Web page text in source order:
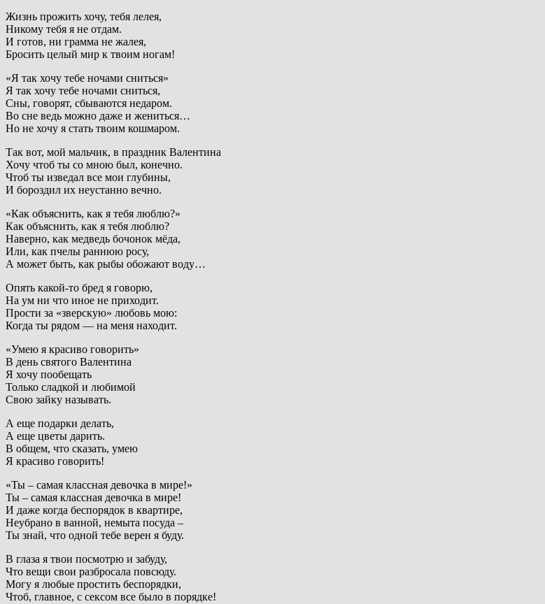
Жизнь прожить хочу, тебя лелея,
Никому тебя я не отдам.
И готов, ни грамма не жалея,
Бросить целый мир к твоим ногам!
«Я так хочу тебе ночами сниться»
Я так хочу тебе ночами сниться,
Сны, говорят, сбываются недаром.
Во сне ведь можно даже и жениться…
Но не хочу я стать твоим кошмаром.
Так вот, мой мальчик, в праздник Валентина
Хочу чтоб ты со мною был, конечно.
Чтоб ты изведал все мои глубины,
И бороздил их неустанно вечно.
«Как объяснить, как я тебя люблю?»
Как объяснить, как я тебя люблю?
Наверно, как медведь бочонок мёда,
Или, как пчелы раннюю росу,
А может быть, как рыбы обожают воду…
Опять какой-то бред я говорю,
На ум ни что иное не приходит.
Прости за «зверскую» любовь мою:
Когда ты рядом — на меня находит.
«Умею я красиво говорить»
В день святого Валентина
Я хочу пообещать
Только сладкой и любимой
Свою зайку называть.
А еще подарки делать,
А еще цветы дарить.
В общем, что сказать, умею
Я красиво говорить!
«Ты – самая классная девочка в мире!»
Ты – самая классная девочка в мире!
И даже когда беспорядок в квартире,
Неубрано в ванной, немыта посуда –
Ты знай, что одной тебе верен я буду.
В глаза я твои посмотрю и забуду,
Что вещи свои разбросала повсюду.
Могу я любые простить беспорядки,
Чтоб, главное, с сексом все было в порядке!